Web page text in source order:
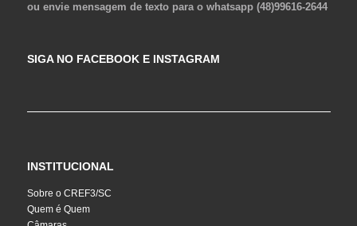
ou envie mensagem de texto para o whatsapp (48)99616-2644
SIGA NO FACEBOOK E INSTAGRAM
INSTITUCIONAL
Sobre o CREF3/SC
Quem é Quem